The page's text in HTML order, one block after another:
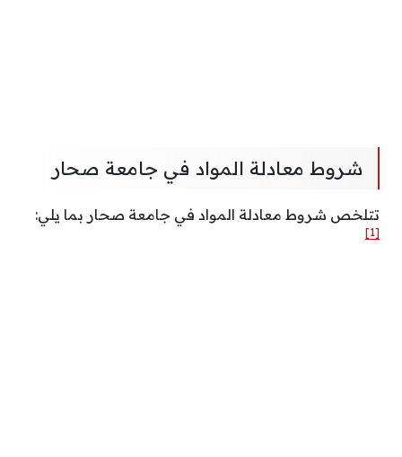
شروط معادلة المواد في جامعة صحار
تتلخص شروط معادلة المواد في جامعة صحار بما يلي:
[1]